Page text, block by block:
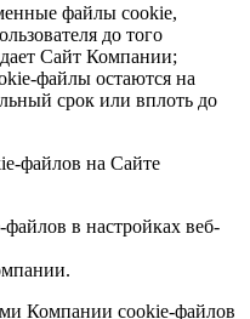
файлы cookie,
до того
Сайт Компании;
файлы остаются на
срок или вплоть до
файлов на Сайте
в настройках веб-
Компании cookie-файлов